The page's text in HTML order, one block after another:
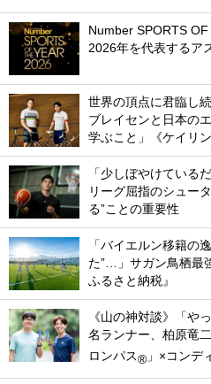
Number SPORTS
2026年を代表するア
世界の頂点に君臨し
ブレイセンと日本の
学ぶこと」《ケイリ
「少しぼやけている
リーグ屈指のシュー
る”ことの重要性
「バイエルン移籍の
た”…」サガン鳥栖最
ふるさと納税』
《山の神対談》「や
名ランナー、柏原竜
ロンパス® 」×コンデ